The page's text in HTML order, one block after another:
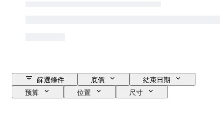
篩選條件 底價
結束日期
预算
位置
尺寸